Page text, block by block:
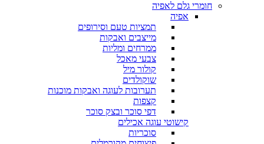
חומרי גלם לאפיה
אפיה
תמציות טעם וסירופים
מייצבים ואבקות
ממרחים ומליות
צבעי מאכל
קולור מיל
שוקולדים
תערובות לעוגה ואבקות מוכנות
קצפות
דפי סוכר ובצק סוכר
קישוטי עוגה אכילים
סוכריות